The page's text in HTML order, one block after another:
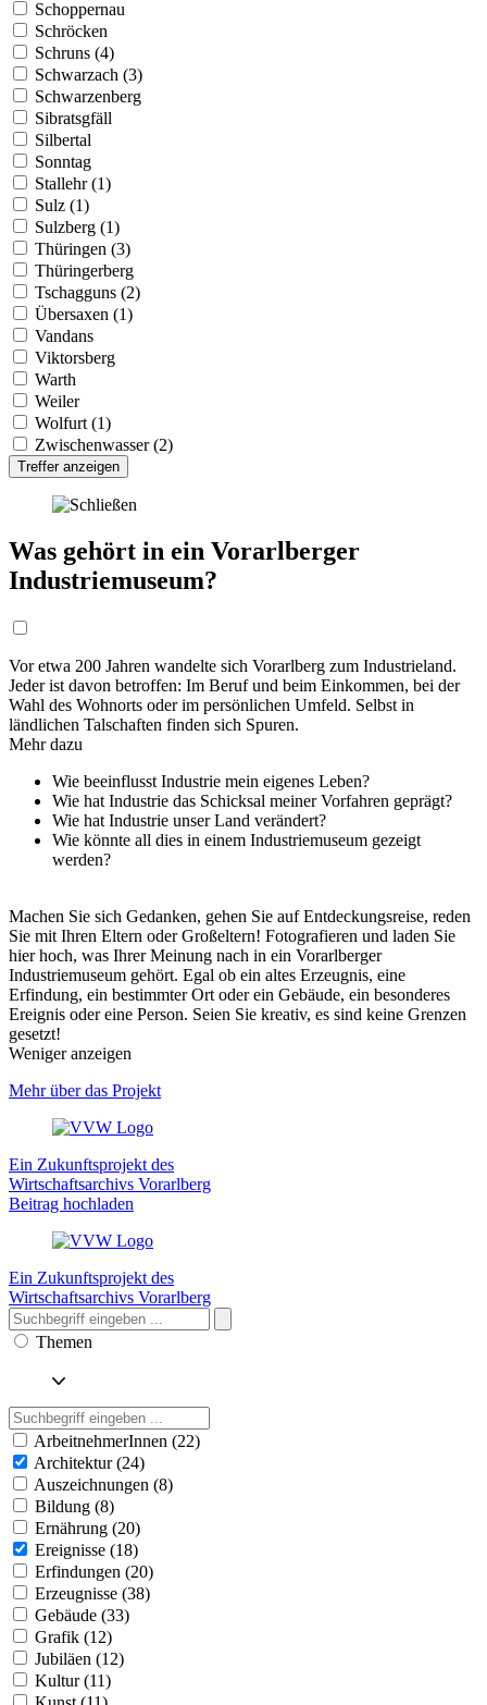
Schoppernau
Schröcken
Schruns (4)
Schwarzach (3)
Schwarzenberg
Sibratsgfäll
Silbertal
Sonntag
Stallehr (1)
Sulz (1)
Sulzberg (1)
Thüringen (3)
Thüringerberg
Tschagguns (2)
Übersaxen (1)
Vandans
Viktorsberg
Warth
Weiler
Wolfurt (1)
Zwischenwasser (2)
Treffer anzeigen
Was gehört in ein Vorarlberger
Industriemuseum?
Vor etwa 200 Jahren wandelte sich Vorarlberg zum Industrieland.
Jeder ist davon betroffen: Im Beruf und beim Einkommen, bei der
Wahl des Wohnorts oder im persönlichen Umfeld. Selbst in
ländlichen Talschaften finden sich Spuren.
Mehr dazu
Wie beeinflusst Industrie mein eigenes Leben?
Wie hat Industrie das Schicksal meiner Vorfahren geprägt?
Wie hat Industrie unser Land verändert?
Wie könnte all dies in einem Industriemuseum gezeigt
werden?
Machen Sie sich Gedanken, gehen Sie auf Entdeckungsreise, reden
Sie mit Ihren Eltern oder Großeltern! Fotografieren und laden Sie
hier hoch, was Ihrer Meinung nach in ein Vorarlberger
Industriemuseum gehört. Egal ob ein altes Erzeugnis, eine
Erfindung, ein bestimmter Ort oder ein Gebäude, ein besonderes
Ereignis oder eine Person. Seien Sie kreativ, es sind keine Grenzen
gesetzt!
Weniger anzeigen
Mehr über das Projekt
Ein Zukunftsprojekt des
Wirtschaftsarchivs Vorarlberg
Beitrag hochladen
Ein Zukunftsprojekt des
Wirtschaftsarchivs Vorarlberg
Themen
ArbeitnehmerInnen (22)
Architektur (24)
Auszeichnungen (8)
Bildung (8)
Ernährung (20)
Ereignisse (18)
Erfindungen (20)
Erzeugnisse (38)
Gebäude (33)
Grafik (12)
Jubiläen (12)
Kultur (11)